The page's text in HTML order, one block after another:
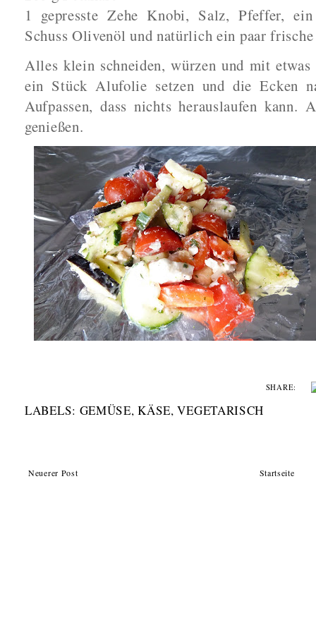
1 gepresste Zehe Knobi, Salz, Pfeffer,
Schuss Olivenöl und natürlich ein paar
Alles klein schneiden, würzen und mit
ein Stück Alufolie setzen und die Ecken
Aufpassen, dass nichts herauslaufen
genießen.
SHARE:
LABELS: GEMÜSE,KÄSE,VEGETARISCH
Neuerer Post Startseite